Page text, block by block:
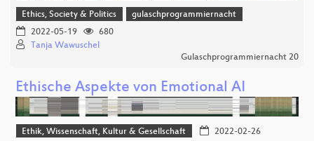
Ethics, Society & Politics
gulaschprogrammiernacht
2022-05-19
680
Tanja Wawuschel
Gulaschprogrammiernacht 20
Ethische Aspekte von Emotional AI
Ethik, Wissenschaft, Kultur & Gesellschaft 2022-02-26